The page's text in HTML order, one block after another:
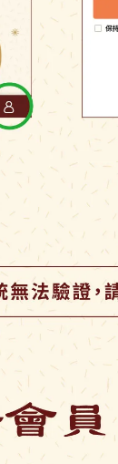
的鮮味加上炭